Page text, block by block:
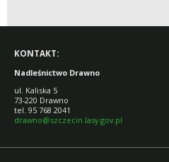
KONTAKT:
Nadleśnictwo Drawno
ul. Kaliska 5
73-220 Drawno
tel. 95 768 2041
drawno@szczecin.lasy.gov.pl